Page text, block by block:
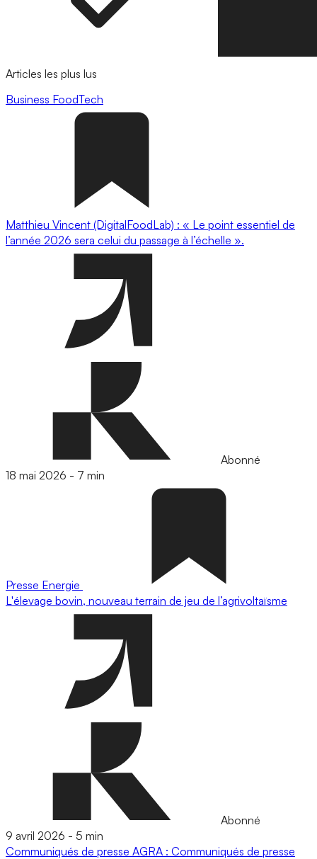
Articles les plus lus
Business FoodTech
Matthieu Vincent (DigitalFoodLab) : « Le point essentiel de
l’année 2026 sera celui du passage à l’échelle ».
Abonné
18 mai 2026 - 7 min
Presse Energie
L'élevage bovin, nouveau terrain de jeu de l’agrivoltaïsme
Abonné
9 avril 2026 - 5 min
Communiqués de presse AGRA : Communiqués de presse